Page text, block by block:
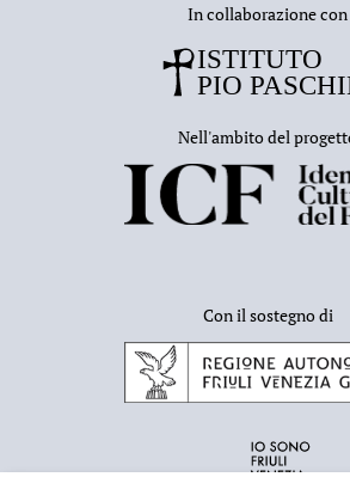
In collaborazione con
Nell'ambito del
Con il sostegno di